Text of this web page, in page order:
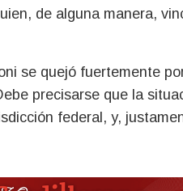
de alguna manera,
se quejó fuertemente
precisarse que la
federal, y,